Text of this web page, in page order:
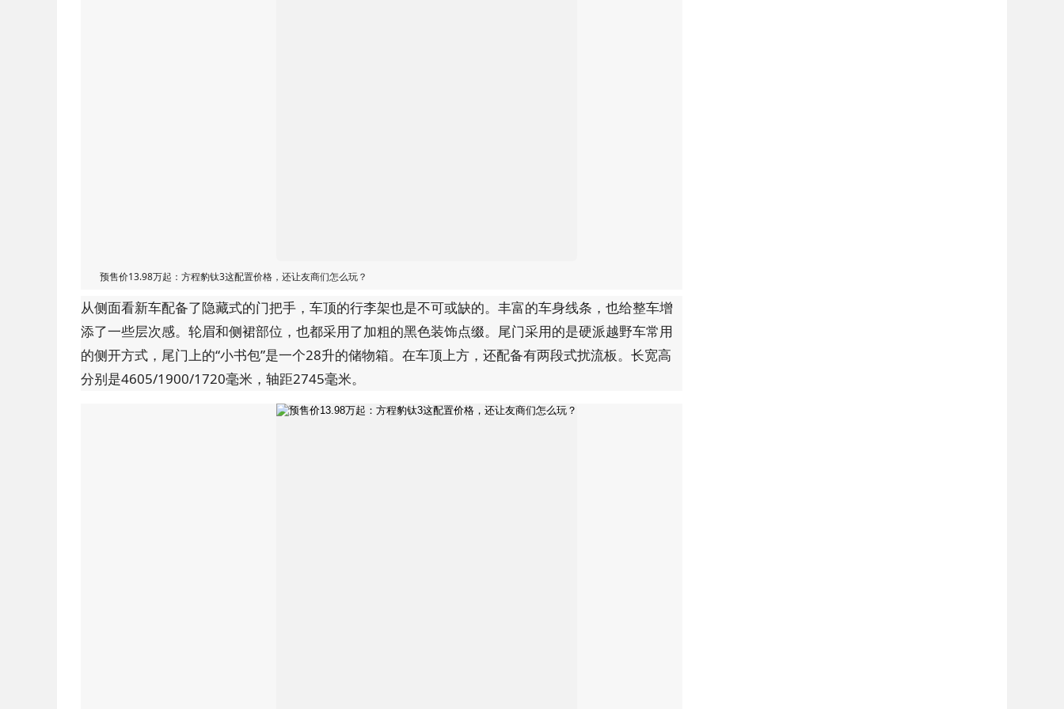
预售价13.98万起：方程豹钛3这配置价格，还让友商们怎么玩？
从侧面看新车配备了隐藏式的门把手，车顶的行李架也是不可或缺的。丰富的车身线条，也给整车增
添了一些层次感。轮眉和侧裙部位，也都采用了加粗的黑色装饰点缀。尾门采用的是硬派越野车常用
的侧开方式，尾门上的“小书包”是一个28升的储物箱。在车顶上方，还配备有两段式扰流板。长宽高
分别是4605/1900/1720毫米，轴距2745毫米。